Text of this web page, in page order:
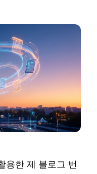
용한 제 블로그 번